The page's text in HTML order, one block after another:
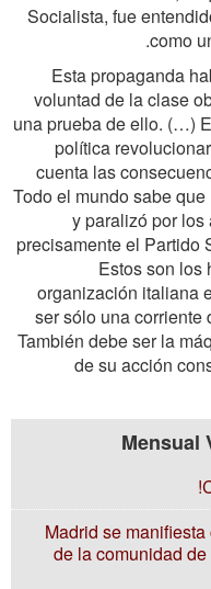
Socialista, fue
como
Esta propaganda
voluntad de la clase
una prueba de ello. (…)
política
cuenta las
Todo el mundo sabe
y paralizó por
precisamente el Partido
Estos son los
organización italiana
ser sólo una corriente
También debe ser la
de su acción
Mensual
Madrid se
de la comunidad